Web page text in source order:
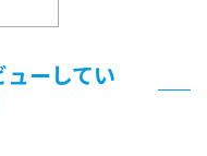
ーしてい